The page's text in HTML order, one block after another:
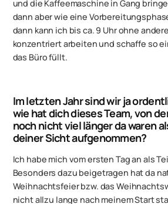
und die Kaffeemaschine in Gang
dann aber wie eine
dann kann ich bis ca. 9 Uhr ohne
konzentriert arbeiten und schaffe so
das Büro füllt.
Im letzten Jahr sind wir ja
wie hat dich dieses Team, von
noch nicht viel länger da waren
deiner Sicht aufgenommen?
Ich habe mich vom ersten Tag an als
Besonders dazu beigetragen hat da
Weihnachtsfeier bzw. das
nicht allzu lange nach meinem Start